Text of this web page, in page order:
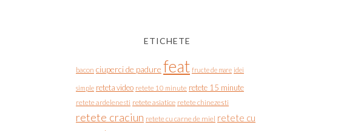
ETICHETE
bacon ciuperci de padure feat fructe de mare idei
simple reteta video retete 10 minute retete 15 minute
retete ardelenesti retete asiatice retete chinezesti
retete craciun retete cu carne de miel retete cu